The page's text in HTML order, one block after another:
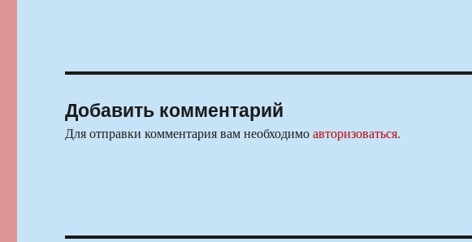
Добавить комментарий
Для отправки комментария вам необходимоавторизоваться.